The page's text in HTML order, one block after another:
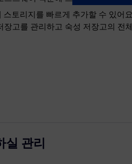
스토리지를 빠르게 추가할 수 있어
장고를 관리하고 숙성 저장고의 전
실 관리